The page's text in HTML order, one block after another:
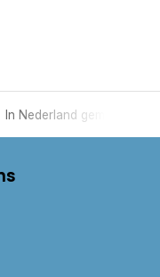
In Nederland gemaakt